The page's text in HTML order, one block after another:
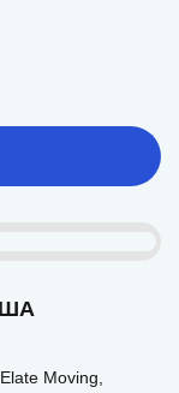
Moving,